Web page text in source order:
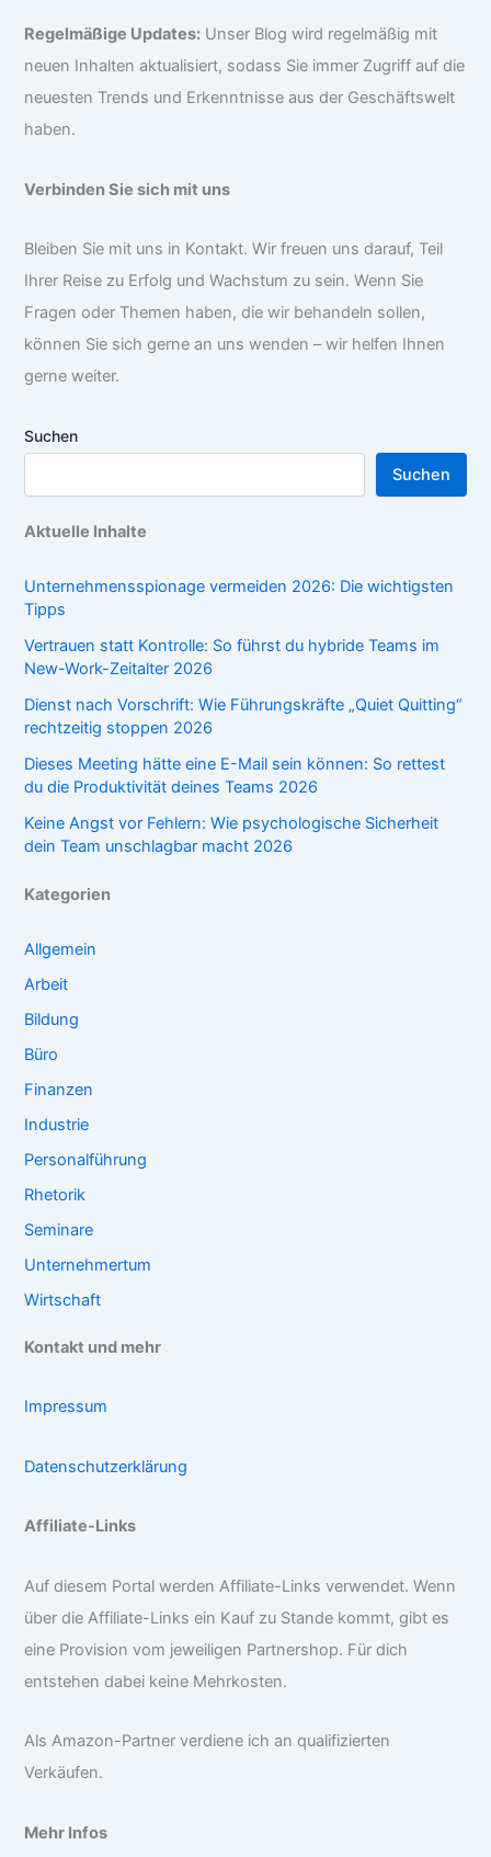
Regelmäßige Updates: Unser Blog wird regelmäßig mit
neuen Inhalten aktualisiert, sodass Sie immer Zugriff auf die
neuesten Trends und Erkenntnisse aus der Geschäftswelt
haben.
Verbinden Sie sich mit uns
Bleiben Sie mit uns in Kontakt. Wir freuen uns darauf, Teil
Ihrer Reise zu Erfolg und Wachstum zu sein. Wenn Sie
Fragen oder Themen haben, die wir behandeln sollen,
können Sie sich gerne an uns wenden – wir helfen Ihnen
gerne weiter.
Suchen
Suchen
Aktuelle Inhalte
Unternehmensspionage vermeiden 2026: Die wichtigsten
Tipps
Vertrauen statt Kontrolle: So führst du hybride Teams im
New-Work-Zeitalter 2026
Dienst nach Vorschrift: Wie Führungskräfte „Quiet Quitting“
rechtzeitig stoppen 2026
Dieses Meeting hätte eine E-Mail sein können: So rettest
du die Produktivität deines Teams 2026
Keine Angst vor Fehlern: Wie psychologische Sicherheit
dein Team unschlagbar macht 2026
Kategorien
Allgemein
Arbeit
Bildung
Büro
Finanzen
Industrie
Personalführung
Rhetorik
Seminare
Unternehmertum
Wirtschaft
Kontakt und mehr
Impressum
Datenschutzerklärung
Affiliate-Links
Auf diesem Portal werden Affiliate-Links verwendet. Wenn
über die Affiliate-Links ein Kauf zu Stande kommt, gibt es
eine Provision vom jeweiligen Partnershop. Für dich
entstehen dabei keine Mehrkosten.
Als Amazon-Partner verdiene ich an qualifizierten
Verkäufen.
Mehr Infos